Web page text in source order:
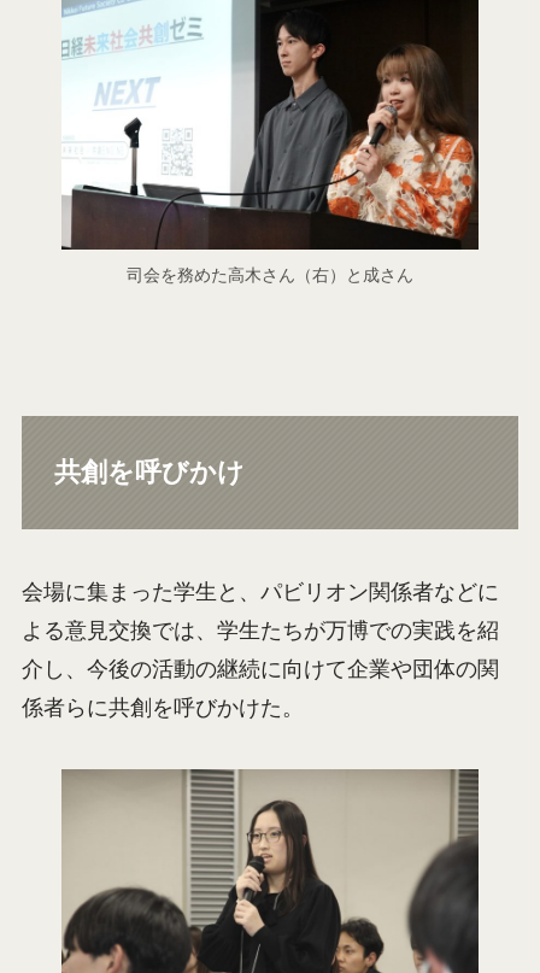
司会を務めた高木さん（右）と成さん
共創を呼びかけ
会場に集まった学生と、パビリオン関係者などに
よる意見交換では、学生たちが万博での実践を紹
介し、今後の活動の継続に向けて企業や団体の関
係者らに共創を呼びかけた。